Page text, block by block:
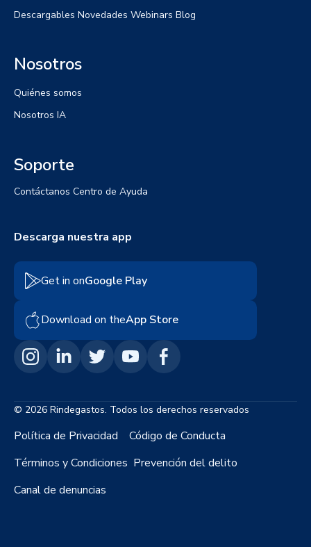
Descargables Novedades Webinars Blog
Nosotros
Quiénes somos
Nosotros IA
Soporte
Contáctanos Centro de Ayuda
© 2026 Rindegastos. Todos los derechos reservados
Política de Privacidad
Código de Conducta
Términos y Condiciones Prevención del delito
Canal de denuncias
Descarga nuestra app
Get in onGoogle Play
Download on theApp Store